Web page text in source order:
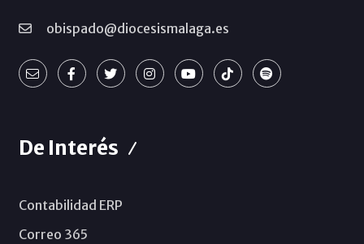
obispado@diocesismalaga.es
De Interés
Contabilidad ERP
Correo 365